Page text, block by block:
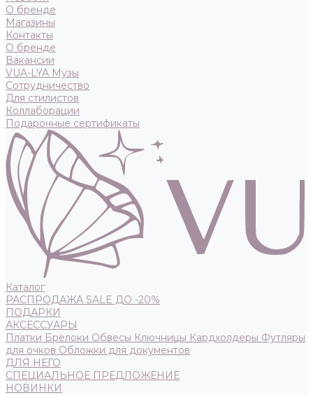
О бренде
Магазины
Контакты
О бренде
Вакансии
VUA-LYA Музы
Сотрудничество
Для стилистов
Коллаборации
Подарочные сертификаты
Каталог
РАСПРОДАЖА SALE ДО -20%
ПОДАРКИ
АКСЕССУАРЫ
Платки Брелоки Обвесы Ключницы Кардхолдеры Футляры
для очков Обложки для документов
ДЛЯ НЕГО
СПЕЦИАЛЬНОЕ ПРЕДЛОЖЕНИЕ
НОВИНКИ